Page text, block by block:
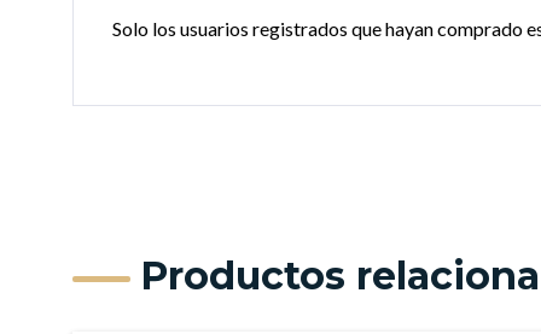
Solo los usuarios registrados que hayan comprado
Productos